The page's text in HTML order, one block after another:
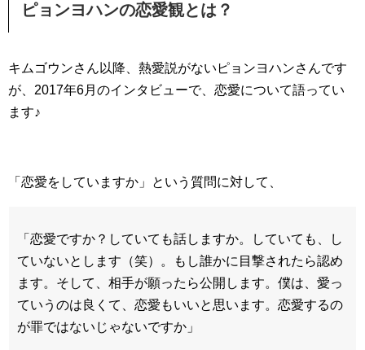
ピョンヨハンの恋愛観とは？
キムゴウンさん以降、熱愛説がないピョンヨハンさんです
が、2017年6月のインタビューで、恋愛について語ってい
ます♪
「恋愛をしていますか」という質問に対して、
「恋愛ですか？していても話しますか。していても、し
ていないとします（笑）。もし誰かに目撃されたら認め
ます。そして、相手が願ったら公開します。僕は、愛っ
ていうのは良くて、恋愛もいいと思います。恋愛するの
が罪ではないじゃないですか」